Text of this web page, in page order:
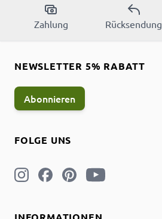
Zahlung Rücksendung
FOLGE UNS
NEWSLETTER 5% RABATT
Abonnieren